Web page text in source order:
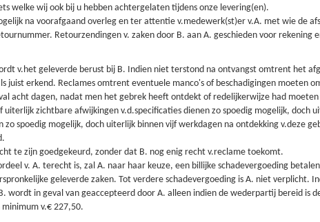
welke wij ook bij u hebben achtergelaten tijdens onze levering(en).
na voorafgaand overleg en ter attentie v.medewerk(st)er v.A. met wie de
Retourzendingen v. zaken door B. aan A. geschieden voor
v.het geleverde berust bij B. Indien niet terstond na ontvangst omtrent het
juist erkend. Reclames omtrent eventuele manco's of beschadigingen
acht dagen, nadat men het gebrek heeft ontdekt of redelijkerwijze had
zichtbare afwijkingen v.d.specificaties dienen zo spoedig mogelijk,
zo spoedig mogelijk, doch uiterlijk binnen vijf werkdagen na ontdekking
te zijn goedgekeurd, zonder dat B. nog enig recht v.reclame toekomt.
v. A. terecht is, zal A. naar haar keuze, een billijke schadevergoeding
geleverde zaken. Tot verdere schadevergoeding is A. niet verplicht.
wordt in geval van geaccepteerd door A. alleen indien de wederpartij bereid
v.€ 227,50.